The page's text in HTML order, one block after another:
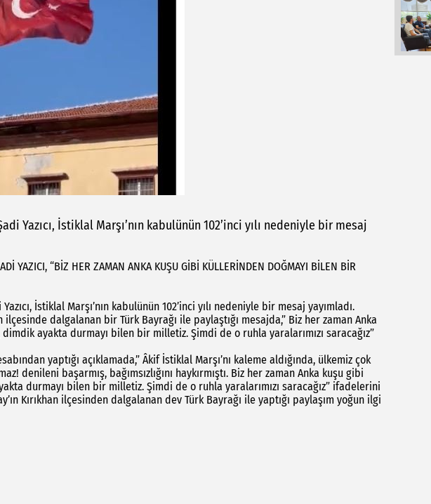
Yazıcı, İstiklal Marşı’nın kabulünün 102’inci yılı nedeniyle bir mesaj
YAZICI, “BİZ HER ZAMAN ANKA KUŞU GİBİ KÜLLERİNDEN DOĞMAYI BİLEN BİR
İstiklal Marşı’nın kabulünün 102’inci yılı nedeniyle bir mesaj yayımladı.
ilçesinde dalgalanan bir Türk Bayrağı ile paylaştığı mesajda,” Biz her zaman Anka
ayakta durmayı bilen bir milletiz. Şimdi de o ruhla yaralarımızı saracağız”
yaptığı açıklamada,” Âkif İstiklal Marşı’nı kaleme aldığında, ülkemiz çok
denileni başarmış, bağımsızlığını haykırmıştı. Biz her zaman Anka kuşu gibi
durmayı bilen bir milletiz. Şimdi de o ruhla yaralarımızı saracağız” ifadelerini
Kırıkhan ilçesinden dalgalanan dev Türk Bayrağı ile yaptığı paylaşım yoğun ilgi